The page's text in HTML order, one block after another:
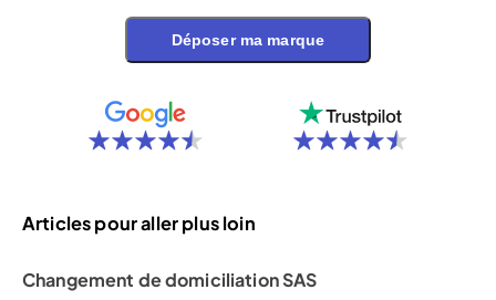
Déposer ma marque
Articles pour aller plus loin
Changement de domiciliation SAS